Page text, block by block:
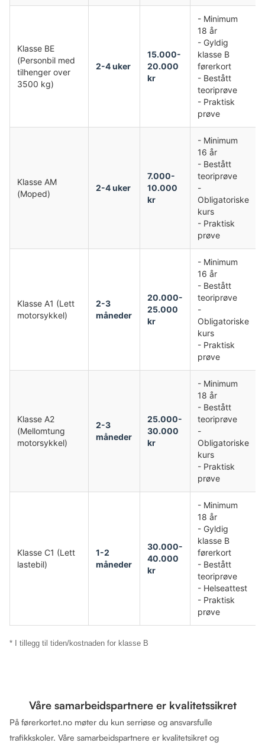
Klasse BE
(Personbil med
tilhenger over
3500 kg)
2-4 uker
15.000-
20.000
kr
- Minimum
18 år
- Gyldig
klasse B
førerkort
- Bestått
teoriprøve
- Praktisk
prøve
Klasse AM
(Moped)
2-4 uker
7.000-
10.000
kr
- Minimum
16 år
- Bestått
teoriprøve
-
Obligatoriske
kurs
- Praktisk
prøve
Klasse A1 (Lett
motorsykkel)
2-3
måneder
20.000-
25.000
kr
- Minimum
16 år
- Bestått
teoriprøve
-
Obligatoriske
kurs
- Praktisk
prøve
Klasse A2
(Mellomtung
motorsykkel)
2-3
måneder
25.000-
30.000
kr
- Minimum
18 år
- Bestått
teoriprøve
-
Obligatoriske
kurs
- Praktisk
prøve
Klasse C1 (Lett
lastebil)
1-2
måneder
30.000-
40.000
kr
- Minimum
18 år
- Gyldig
klasse B
førerkort
- Bestått
teoriprøve
- Helseattest
- Praktisk
prøve
* I tillegg til tiden/kostnaden for klasse B
Våre samarbeidspartnere er kvalitetssikret
På førerkortet.no møter du kun serriøse og ansvarsfulle
trafikkskoler. Våre samarbeidspartnere er kvalitetsikret og